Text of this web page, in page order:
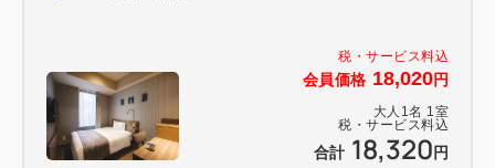
税・サービス料込
会員価格 18,020円
大人 1 名 1 室
税・サービス料込
合計 18,320 円